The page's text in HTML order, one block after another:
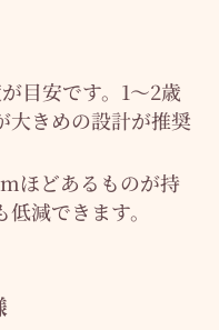
目安です。1〜2歳
大きめの設計が推奨
ほどあるものが持
減できます。